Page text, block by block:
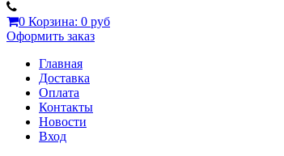
0 Корзина: 0 руб
Оформить заказ
Главная
Доставка
Оплата
Контакты
Новости
Вход